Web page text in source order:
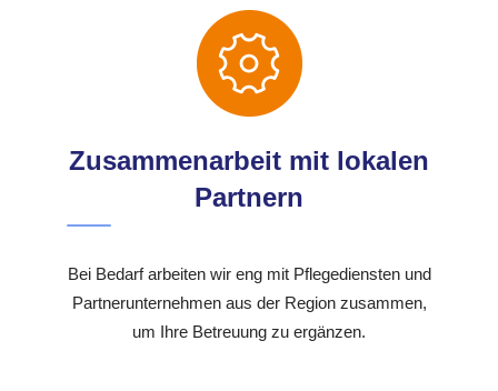
Zusammenarbeit mit lokalen
Partnern
Bei Bedarf arbeiten wir eng mit Pflegediensten und
Partnerunternehmen aus der Region zusammen,
um Ihre Betreuung zu ergänzen.